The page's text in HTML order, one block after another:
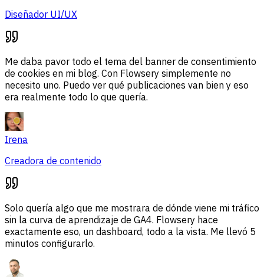
Diseñador UI/UX
Me daba pavor todo el tema del banner de consentimiento
de cookies en mi blog. Con Flowsery simplemente no
necesito uno. Puedo ver qué publicaciones van bien y eso
era realmente todo lo que quería.
Irena
Creadora de contenido
Solo quería algo que me mostrara de dónde viene mi tráfico
sin la curva de aprendizaje de GA4. Flowsery hace
exactamente eso, un dashboard, todo a la vista. Me llevó 5
minutos configurarlo.